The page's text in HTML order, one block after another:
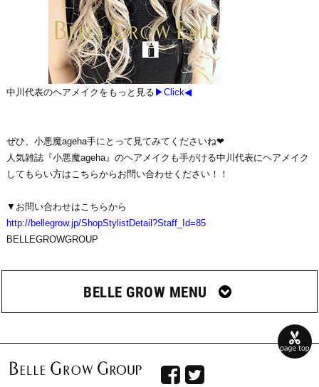
中川代表のヘアメイクをもっと見る ▶Click◀
ぜひ、小悪魔ageha手にとって見てみてくださいね❤
人気雑誌『小悪魔ageha』のヘアメイクも手がける中川代表にヘアメイク
してもらい方はこちらからお問い合わせください！！
▼お問い合わせはこちらから
http://bellegrow.jp/ShopStylistDetail?Staff_Id=85
BELLEGROWGROUP
BELLE GROW MENU
 